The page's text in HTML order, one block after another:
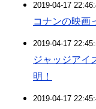
2019-04-17
コナンの映画
2019-04-17
ジャッジアイ
明！
2019-04-17